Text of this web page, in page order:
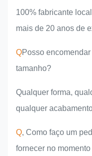
100% fabricante
mais de 20 anos de
QPosso
tamanho?
Qualquer forma,
qualquer
Q, Como faço um
fornecer no